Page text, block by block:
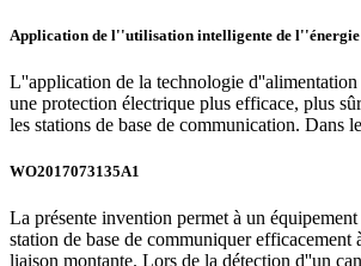
Application de l''utilisation intelligente de
L''application de la technologie
une protection électrique plus efficace, plus
les stations de base de communication. Dans
WO2017073135A1
La présente invention permet à un
station de base de communiquer efficacement
liaison montante. Lors de la détection d''un